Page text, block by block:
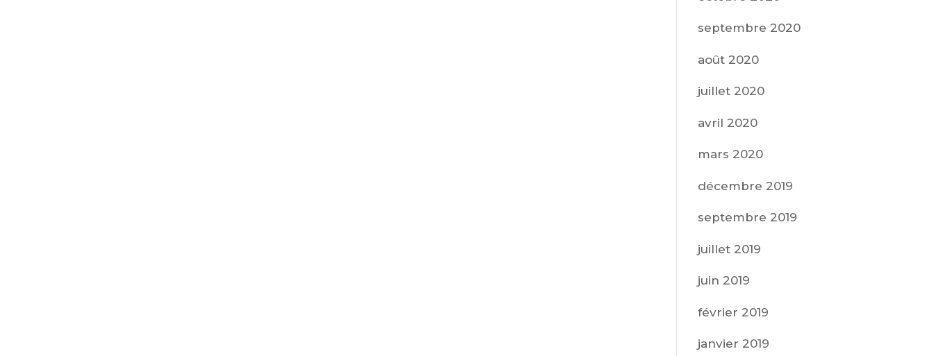
septembre 2020
août 2020
juillet 2020
avril 2020
mars 2020
décembre 2019
septembre 2019
juillet 2019
juin 2019
février 2019
janvier 2019